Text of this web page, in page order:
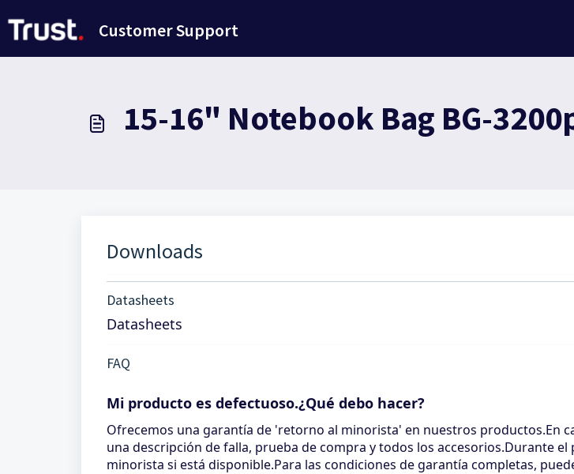
Customer Support
15-16" Notebook Bag BG-
Downloads
Datasheets
Datasheets
FAQ
Mi producto es defectuoso.¿Qué debo hacer?
Ofrecemos una garantía de 'retorno al minorista' en nuestros productos.En
una descripción de falla, prueba de compra y todos los accesorios.Durante
minorista si está disponible.Para las condiciones de garantía completas,